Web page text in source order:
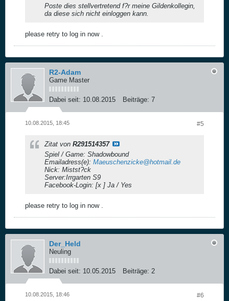
Poste dies stellvertretend f?r meine Gildenkollegin,
da diese sich nicht einloggen kann.
please retry to log in now .
R2-Adam
Game Master
Dabei seit: 10.08.2015 Beiträge: 7
#5
10.08.2015, 18:45
Zitat von R291514357
Spiel / Game: Shadowbound
Emailadress(e): Maeuschenzicke@hotmail.de
Nick: Mistst?ck
Server:Irrgarten S9
Facebook-Login: [x ] Ja / Yes
please retry to log in now .
Der_Held
Neuling
Dabei seit: 10.05.2015 Beiträge: 2
#6
10.08.2015, 18:46